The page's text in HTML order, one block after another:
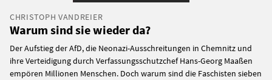
CHRISTOPH VANDREIER
Warum sind sie wieder da?
Der Aufstieg der AfD, die Neonazi-Ausschreitungen in Chemnitz und
ihre Verteidigung durch Verfassungsschutzchef Hans-Georg Maaßen
empören Millionen Menschen. Doch warum sind die Faschisten sieben